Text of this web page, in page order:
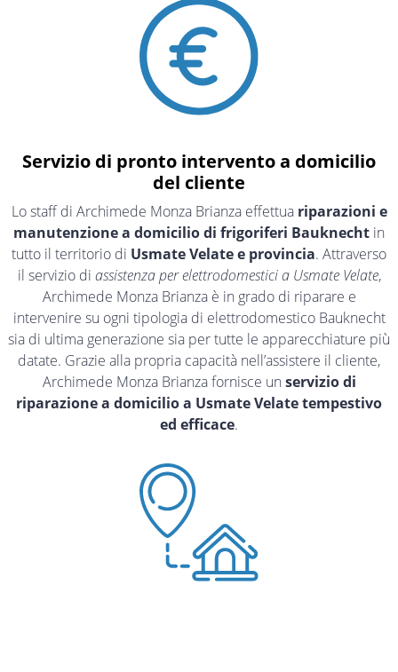
Servizio di pronto intervento a domicilio
del cliente
Lo staff di Archimede Monza Brianza effettua riparazioni e
manutenzione a domicilio di frigoriferi Bauknecht in
tutto il territorio di Usmate Velate e provincia. Attraverso
il servizio di assistenza per elettrodomestici a Usmate Velate,
Archimede Monza Brianza è in grado di riparare e
intervenire su ogni tipologia di elettrodomestico Bauknecht
sia di ultima generazione sia per tutte le apparecchiature più
datate. Grazie alla propria capacità nell’assistere il cliente,
Archimede Monza Brianza fornisce un servizio di
riparazione a domicilio a Usmate Velate tempestivo
ed efficace.